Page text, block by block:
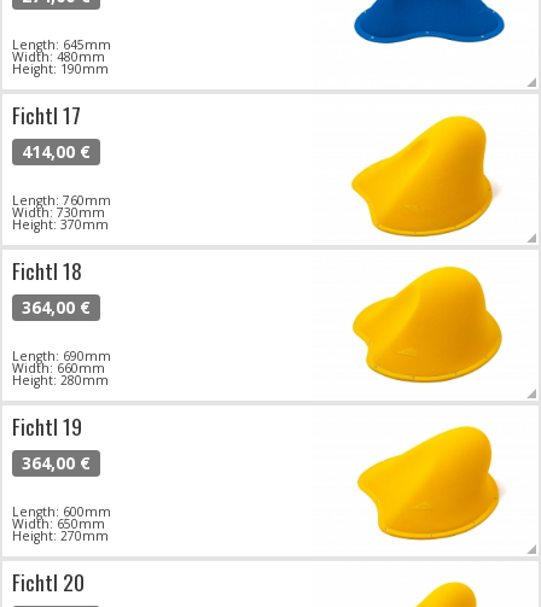
Length: 645mm
Width: 480mm
Height: 190mm
Fichtl 17
414,00 €
Length: 760mm
Width: 730mm
Height: 370mm
Fichtl 18
364,00 €
Length: 690mm
Width: 660mm
Height: 280mm
Fichtl 19
364,00 €
Length: 600mm
Width: 650mm
Height: 270mm
Fichtl 20